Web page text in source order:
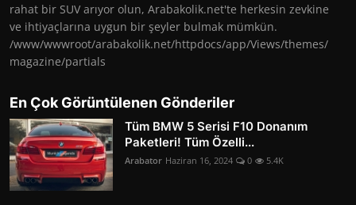
rahat bir SUV arıyor olun, Arabakolik.net'te herkesin zevkine
ve ihtiyaçlarına uygun bir şeyler bulmak mümkün.
/www/wwwroot/arabakolik.net/httpdocs/app/Views/themes/
magazine/partials
En Çok Görüntülenen Gönderiler
Tüm BMW 5 Serisi F10 Donanım
Paketleri! Tüm Özelli...
Arabator Haziran 16, 2024 0 5.4K